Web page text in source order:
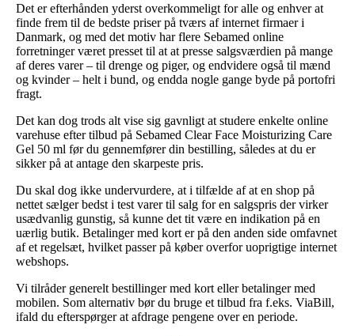
Det er efterhånden yderst overkommeligt for alle og enhver at
finde frem til de bedste priser på tværs af internet firmaer i
Danmark, og med det motiv har flere Sebamed online
forretninger været presset til at at presse salgsværdien på mange
af deres varer – til drenge og piger, og endvidere også til mænd
og kvinder – helt i bund, og endda nogle gange byde på portofri
fragt.
Det kan dog trods alt vise sig gavnligt at studere enkelte online
varehuse efter tilbud på Sebamed Clear Face Moisturizing Care
Gel 50 ml før du gennemfører din bestilling, således at du er
sikker på at antage den skarpeste pris.
Du skal dog ikke undervurdere, at i tilfælde af at en shop på
nettet sælger bedst i test varer til salg for en salgspris der virker
usædvanlig gunstig, så kunne det tit være en indikation på en
uærlig butik. Betalinger med kort er på den anden side omfavnet
af et regelsæt, hvilket passer på køber overfor uoprigtige internet
webshops.
Vi tilråder generelt bestillinger med kort eller betalinger med
mobilen. Som alternativ bør du bruge et tilbud fra f.eks. ViaBill,
ifald du efterspørger at afdrage pengene over en periode.